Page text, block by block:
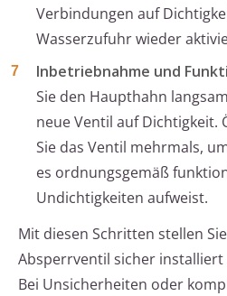
Verbindungen auf
Wasserzufuhr wieder
Inbetriebnahme und
Sie den Haupthahn
neue Ventil auf Dichtigkeit.
Sie das Ventil mehrmals,
es ordnungsgemäß
Undichtigkeiten aufweist.
Mit diesen Schritten stellen
Absperrventil sicher
Bei Unsicherheiten oder